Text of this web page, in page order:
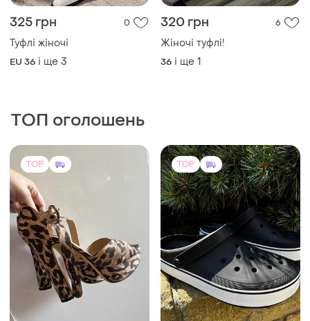
325 грн 0
Туфлі жіночі
EU 36 і ще 3
320 грн 6
Жіночі туфлі!
36 і ще 1
ТОП оголошень
TOP TOP